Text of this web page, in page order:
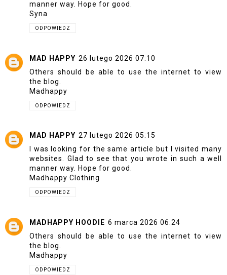
manner way. Hope for good.
Syna
ODPOWIEDZ
MAD HAPPY 26 lutego 2026 07:10
Others should be able to use the internet to view
the blog.
Madhappy
ODPOWIEDZ
MAD HAPPY 27 lutego 2026 05:15
I was looking for the same article but I visited many
websites. Glad to see that you wrote in such a well
manner way. Hope for good.
Madhappy Clothing
ODPOWIEDZ
MADHAPPY HOODIE 6 marca 2026 06:24
Others should be able to use the internet to view
the blog.
Madhappy
ODPOWIEDZ